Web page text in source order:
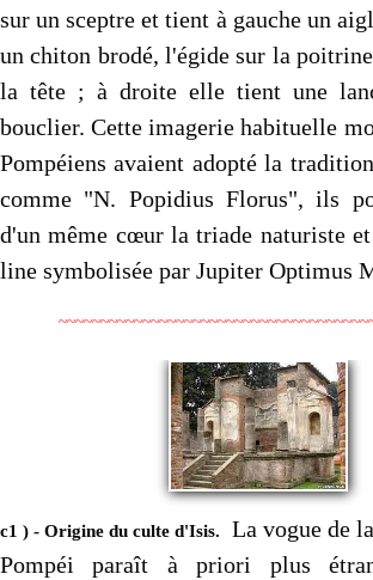
sur un sceptre et tient à gauche un
un chiton brodé, l'égide sur la
la tête ; à droite elle tient une
bouclier. Cette imagerie habituelle
Pompéiens avaient adopté la
comme "N. Popidius Florus", ils
d'un même cœur la triade naturiste
line symbolisée par Jupiter Optimus
c1 ) - Origine du culte d'Isis.
La vogue de
Pompéi paraît à priori plus